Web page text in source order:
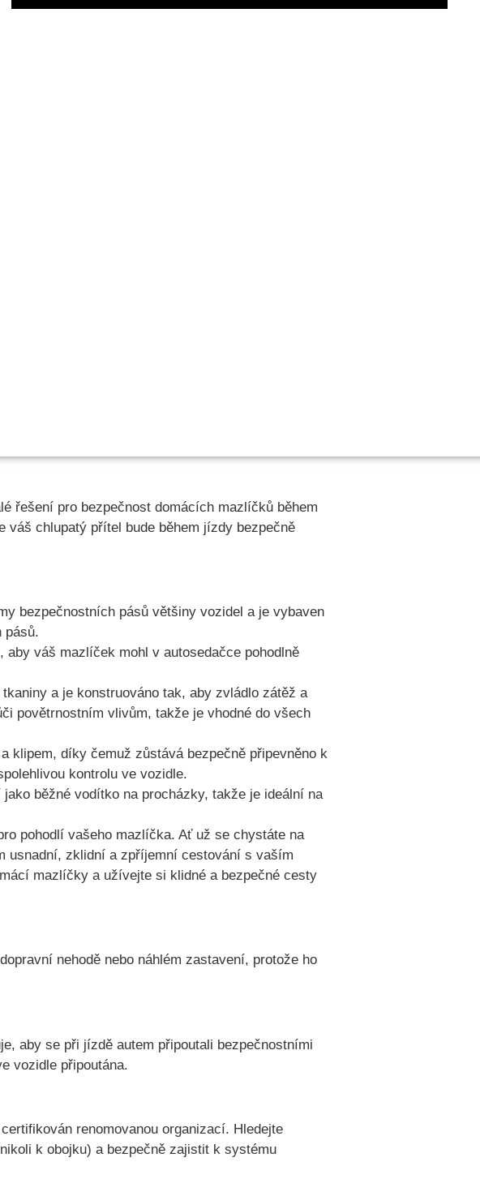
řešení pro bezpečnost domácích mazlíčků během
chlupatý přítel bude během jízdy bezpečně
bezpečnostních pásů většiny vozidel a je vybaven
pásů.
váš mazlíček mohl v autosedačce pohodlně
a je konstruováno tak, aby zvládlo zátěž a
povětrnostním vlivům, takže je vhodné do všech
klipem, díky čemuž zůstává bezpečně připevněno k
kontrolu ve vozidle.
běžné vodítko na procházky, takže je ideální na
pohodlí vašeho mazlíčka. Ať už se chystáte na
usnadní, zklidní a zpříjemní cestování s vaším
mazlíčky a užívejte si klidné a bezpečné cesty
nehodě nebo náhlém zastavení, protože ho
aby se při jízdě autem připoutali bezpečnostními
vozidle připoutána.
renomovanou organizací. Hledejte
k obojku) a bezpečně zajistit k systému